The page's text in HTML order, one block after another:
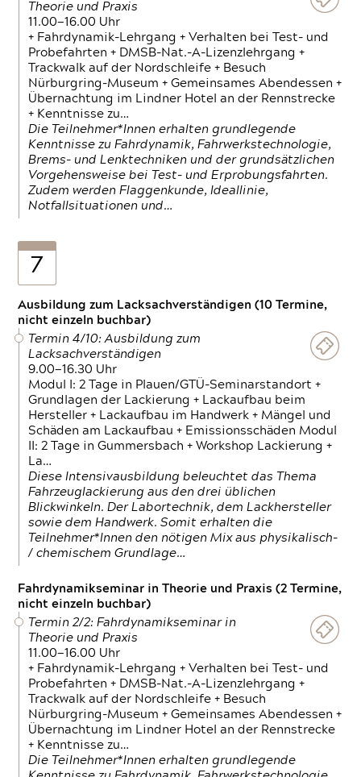
Theorie und Praxis
11.00—16.00 Uhr
+ Fahrdynamik-Lehrgang + Verhalten bei Test- und
Probefahrten + DMSB-Nat.-A-Lizenzlehrgang +
Trackwalk auf der Nordschleife + Besuch
Nürburgring-Museum + Gemeinsames Abendessen +
Übernachtung im Lindner Hotel an der Rennstrecke
+ Kenntnisse zu…
Die Teilnehmer*Innen erhalten grundlegende
Kenntnisse zu Fahrdynamik, Fahrwerkstechnologie,
Brems- und Lenktechniken und der grundsätzlichen
Vorgehensweise bei Test- und Erprobungsfahrten.
Zudem werden Flaggenkunde, Ideallinie,
Notfallsituationen und…
7
Ausbildung zum Lacksachverständigen (10 Termine,
nicht einzeln buchbar)
Termin 4/10: Ausbildung zum
Lacksachverständigen
9.00—16.30 Uhr
Modul I: 2 Tage in Plauen/GTÜ-Seminarstandort +
Grundlagen der Lackierung + Lackaufbau beim
Hersteller + Lackaufbau im Handwerk + Mängel und
Schäden am Lackaufbau + Emissionsschäden Modul
II: 2 Tage in Gummersbach + Workshop Lackierung +
La…
Diese Intensivausbildung beleuchtet das Thema
Fahrzeuglackierung aus den drei üblichen
Blickwinkeln. Der Labortechnik, dem Lackhersteller
sowie dem Handwerk. Somit erhalten die
Teilnehmer*Innen den nötigen Mix aus physikalisch-
/ chemischem Grundlage…
Fahrdynamikseminar in Theorie und Praxis (2 Termine,
nicht einzeln buchbar)
Termin 2/2: Fahrdynamikseminar in
Theorie und Praxis
11.00—16.00 Uhr
+ Fahrdynamik-Lehrgang + Verhalten bei Test- und
Probefahrten + DMSB-Nat.-A-Lizenzlehrgang +
Trackwalk auf der Nordschleife + Besuch
Nürburgring-Museum + Gemeinsames Abendessen +
Übernachtung im Lindner Hotel an der Rennstrecke
+ Kenntnisse zu…
Die Teilnehmer*Innen erhalten grundlegende